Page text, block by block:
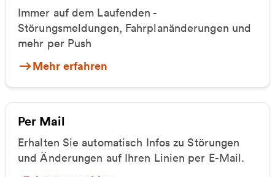
Immer auf dem Laufenden -
Störungsmeldungen, Fahrplanänderungen und
mehr per Push
Mehr erfahren
Per Mail
Erhalten Sie automatisch Infos zu Störungen
und Änderungen auf Ihren Linien per E-Mail.